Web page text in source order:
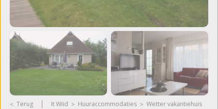
Terug It Wiid huuraccommodaties Wetter vakantiehuis